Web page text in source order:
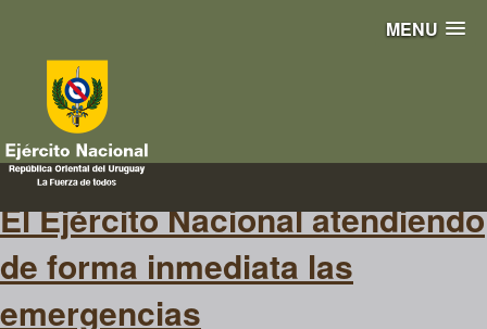
MENU
sociedad
El Ejército Nacional atendiendo
de forma inmediata las
emergencias